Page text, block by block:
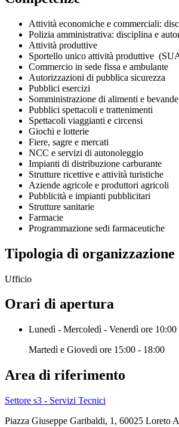
Attività economiche e commerciali:
Polizia amministrativa: disciplina e
Attività produttive
Sportello unico attività produttive
Commercio in sede fissa e ambulante
Autorizzazioni di pubblica sicurezza
Pubblici esercizi
Somministrazione di alimenti e bevande
Pubblici spettacoli e trattenimenti
Spettacoli viaggianti e circensi
Giochi e lotterie
Fiere, sagre e mercati
NCC e servizi di autonoleggio
Impianti di distribuzione carburante
Strutture ricettive e attività turistiche
Aziende agricole e produttori agricoli
Pubblicità e impianti pubblicitari
Strutture sanitarie
Farmacie
Programmazione sedi farmaceutiche
Tipologia di organizzazione
Ufficio
Orari di apertura
Lunedì - Mercoledì - Venerdì ore 10:00
Martedì e Giovedì ore 15:00 - 18:00
Area di riferimento
Settore s3 - Servizi Tecnici
Piazza Giuseppe Garibaldi, 1, 60025 Loreto